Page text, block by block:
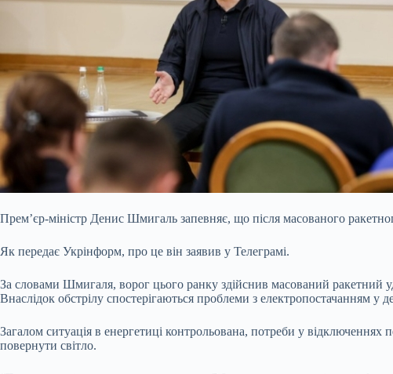
Прем’єр-міністр Денис Шмигаль запевняє, що після масованого
Як передає Укрінформ, про це він заявив у Телеграмі.
За словами Шмигаля, ворог цього ранку здійснив масований ракетний
Внаслідок обстрілу спостерігаються проблеми з електропостачанням у
Загалом ситуація в енергетиці контрольована, потреби у
повернути світло.